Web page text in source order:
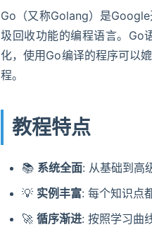
Go（又称Golang）是
圾回收功能的编程语言。Go
化，使用Go编译的程序可以
程。
教程特点
📚 系统全面: 从基础到高
💡 实例丰富: 每个知识点
🚀 循序渐进: 按照学习曲